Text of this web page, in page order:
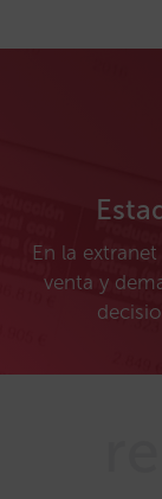
En la
venta y